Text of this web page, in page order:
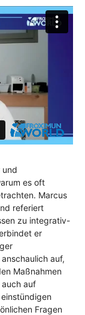
und
es oft
Marcus
referiert
zu integrativ-
er
auf,
Maßnahmen
auf
Fragen